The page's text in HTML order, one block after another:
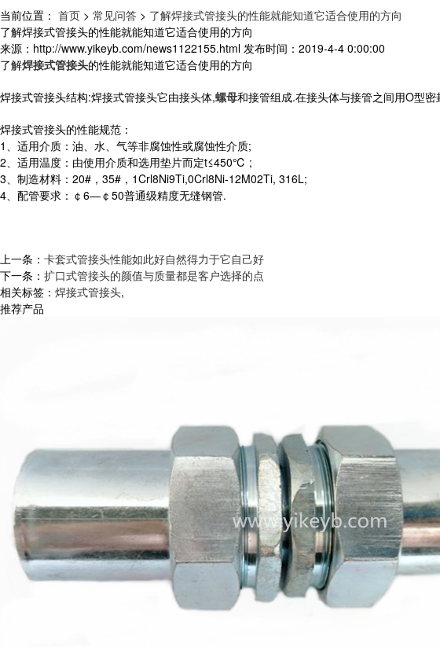
当前位置： 首页 > 常见问答 > 了解焊接式管接头的性能就能知道它适合使用的方向
了解焊接式管接头的性能就能知道它适合使用的方向
来源：http://www.yikeyb.com/news1122155.html 发布时间：2019-4-4 0:00:00
了解焊接式管接头的性能就能知道它适合使用的方向
焊接式管接头结构:焊接式管接头它由接头体,螺母和接管组成.在接头体与接管之间用O型
焊接式管接头的性能规范：
1、适用介质：油、水、气等非腐蚀性或腐蚀性介质;
2、适用温度：由使用介质和选用垫片而定t≤450℃ ;
3、制造材料：20#，35#，1Crl8Ni9Ti,0Crl8Ni-12M02Ti, 316L;
4、配管要求：￠6—￠50普通级精度无缝钢管.
上一条： 卡套式管接头性能如此好自然得力于它自己好
下一条： 扩口式管接头的颜值与质量都是客户选择的点
相关标签： 焊接式管接头,
推荐产品